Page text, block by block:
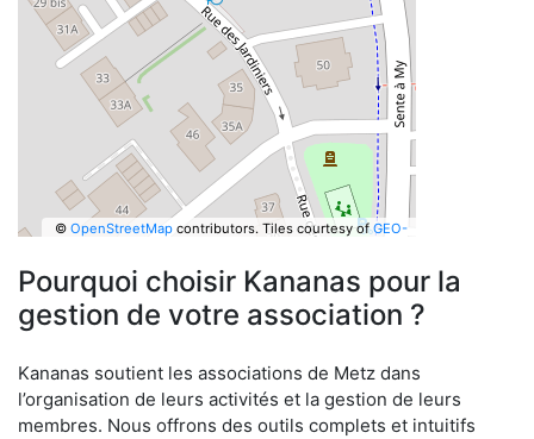
© OpenStreetMapcontributors. Tiles courtesy ofGEO-
Pourquoi choisir Kananas pour la
gestion de votre association ?
Kananas soutient les associations de Metz dans
l’organisation de leurs activités et la gestion de leurs
membres. Nous offrons des outils complets et intuitifs